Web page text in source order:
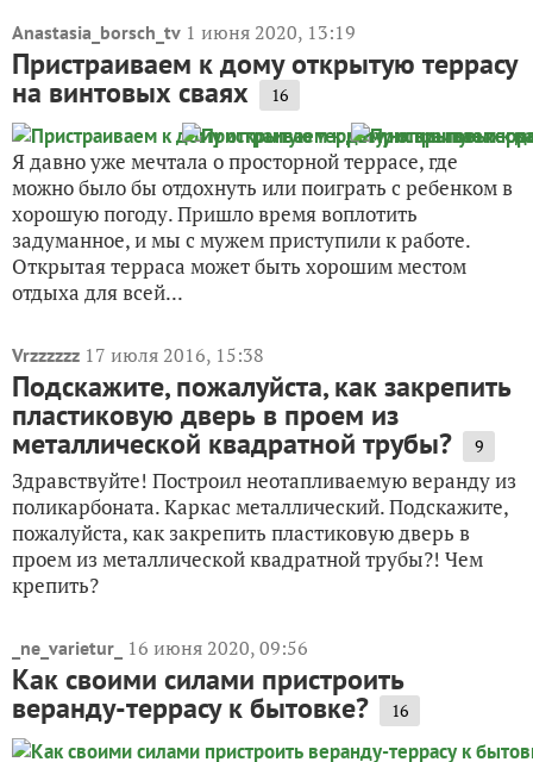
Anastasia_borsch_tv 1 июня 2020, 13:19
Пристраиваем к дому открытую террасу
на винтовых сваях 16
Я давно уже мечтала о просторной террасе, где
можно было бы отдохнуть или поиграть с ребенком в
хорошую погоду. Пришло время воплотить
задуманное, и мы с мужем приступили к работе.
Открытая терраса может быть хорошим местом
отдыха для всей...
Vrzzzzzz 17 июля 2016, 15:38
Подскажите, пожалуйста, как закрепить
пластиковую дверь в проем из
металлической квадратной трубы? 9
Здравствуйте! Построил неотапливаемую веранду из
поликарбоната. Каркас металлический. Подскажите,
пожалуйста, как закрепить пластиковую дверь в
проем из металлической квадратной трубы?! Чем
крепить?
_ne_varietur_ 16 июня 2020, 09:56
Как своими силами пристроить
веранду-террасу к бытовке? 16